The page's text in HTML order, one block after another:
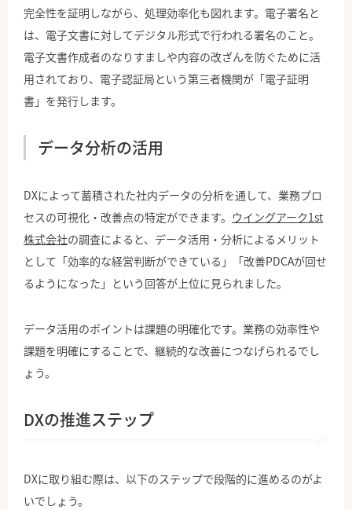
完全性を証明しながら、処理効率化も図れます。電子署名と
は、電子文書に対してデジタル形式で行われる署名のこと。
電子文書作成者のなりすましや内容の改ざんを防ぐために活
用されており、電子認証局という第三者機関が「電子証明
書」を発行します。
データ分析の活用
DXによって蓄積された社内データの分析を通して、業務プロ
セスの可視化・改善点の特定ができます。 ウイングアーク1st
株式会社の調査によると、データ活用・分析によるメリット
として「効率的な経営判断ができている」「改善PDCAが回せ
るようになった」という回答が上位に見られました。
データ活用のポイントは課題の明確化です。業務の効率性や
課題を明確にすることで、継続的な改善につなげられるでし
ょう。
DXの推進ステップ
DXに取り組む際は、以下のステップで段階的に進めるのがよ
いでしょう。